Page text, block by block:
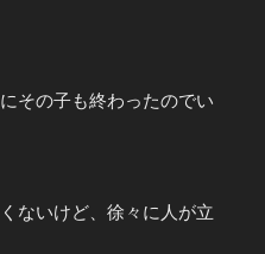
その子も終わったのでい
ないけど、徐々に人が立